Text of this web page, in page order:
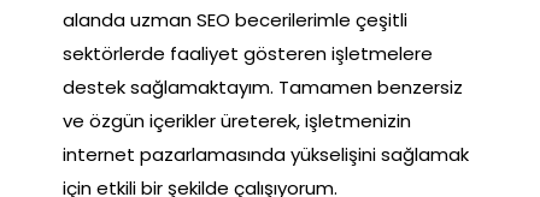
alanda uzman SEO becerilerimle çeşitli
sektörlerde faaliyet gösteren işletmelere
destek sağlamaktayım. Tamamen benzersiz
ve özgün içerikler üreterek, işletmenizin
internet pazarlamasında yükselişini sağlamak
için etkili bir şekilde çalışıyorum.